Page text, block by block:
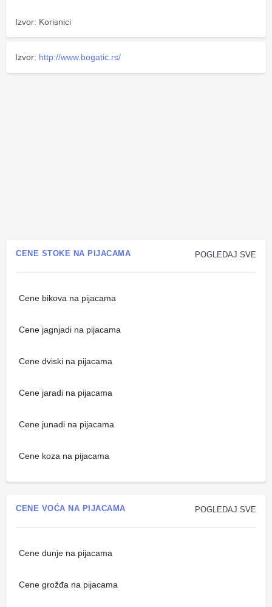
Izvor: Korisnici
Izvor: http://www.bogatic.rs/
POGLEDAJ SVE
CENE STOKE NA PIJACAMA
Cene bikova na pijacama
Cene jagnjadi na pijacama
Cene dviski na pijacama
Cene jaradi na pijacama
Cene junadi na pijacama
Cene koza na pijacama
POGLEDAJ SVE
CENE VOĆA NA PIJACAMA
Cene dunje na pijacama
Cene grožđa na pijacama